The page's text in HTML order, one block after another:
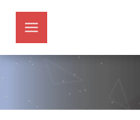
contenido